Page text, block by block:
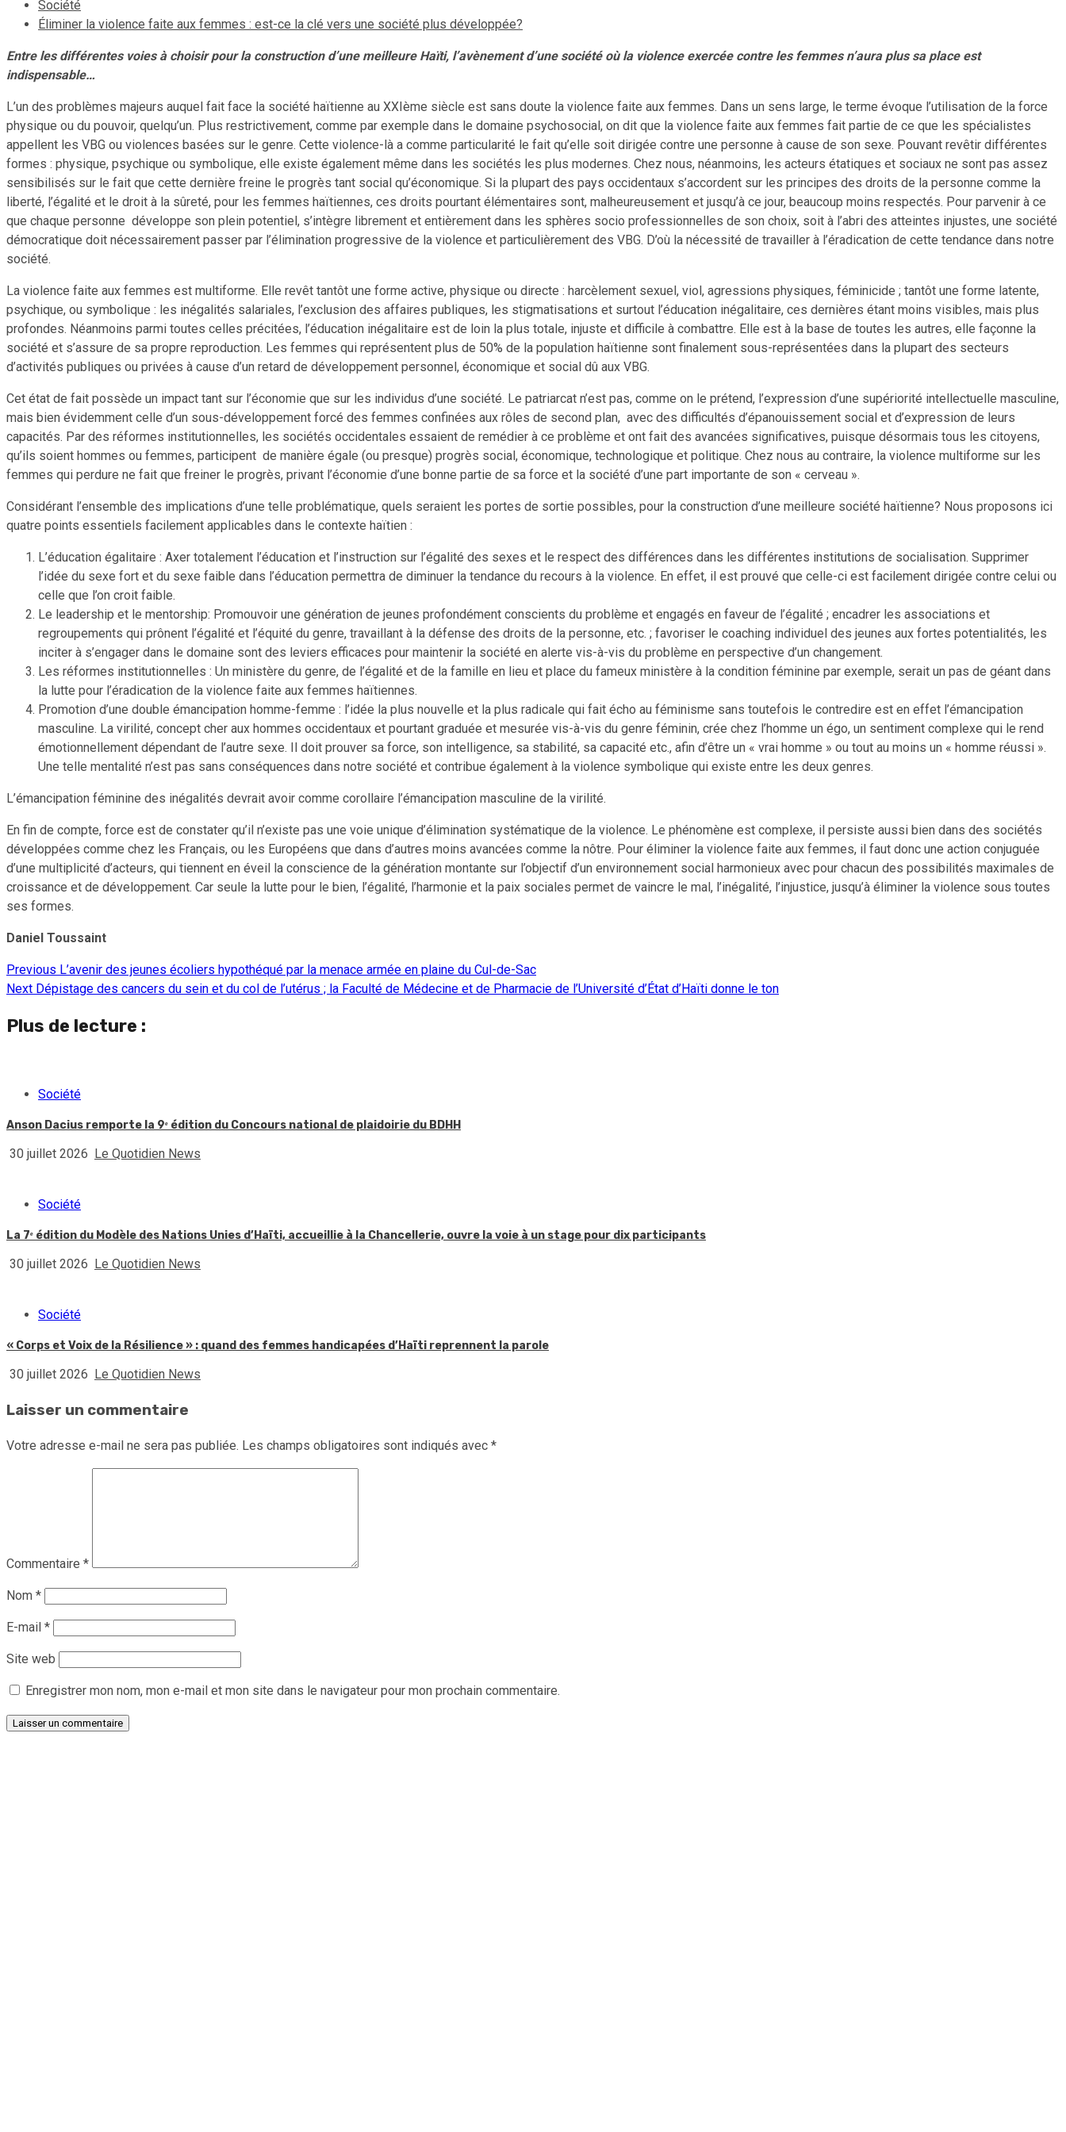
Société
Éliminer la violence faite aux femmes : est-ce la clé vers une société plus développée?
Entre les différentes voies à choisir pour la construction d’une meilleure Haïti, l’avènement d’une société où la violence exercée contre les femmes n’aura plus sa place est
indispensable…
L’un des problèmes majeurs auquel fait face la société haïtienne au XXIème siècle est sans doute la violence faite aux femmes. Dans un sens large, le terme évoque l’utilisation de la force
physique ou du pouvoir, quelqu’un. Plus restrictivement, comme par exemple dans le domaine psychosocial, on dit que la violence faite aux femmes fait partie de ce que les spécialistes
appellent les VBG ou violences basées sur le genre. Cette violence-là a comme particularité le fait qu’elle soit dirigée contre une personne à cause de son sexe. Pouvant revêtir différentes
formes : physique, psychique ou symbolique, elle existe également même dans les sociétés les plus modernes. Chez nous, néanmoins, les acteurs étatiques et sociaux ne sont pas assez
sensibilisés sur le fait que cette dernière freine le progrès tant social qu’économique. Si la plupart des pays occidentaux s’accordent sur les principes des droits de la personne comme la
liberté, l’égalité et le droit à la sûreté, pour les femmes haïtiennes, ces droits pourtant élémentaires sont, malheureusement et jusqu’à ce jour, beaucoup moins respectés. Pour parvenir à ce
que chaque personne développe son plein potentiel, s’intègre librement et entièrement dans les sphères socio professionnelles de son choix, soit à l’abri des atteintes injustes, une société
démocratique doit nécessairement passer par l’élimination progressive de la violence et particulièrement des VBG. D’où la nécessité de travailler à l’éradication de cette tendance dans notre
société.
La violence faite aux femmes est multiforme. Elle revêt tantôt une forme active, physique ou directe : harcèlement sexuel, viol, agressions physiques, féminicide ; tantôt une forme latente,
psychique, ou symbolique : les inégalités salariales, l’exclusion des affaires publiques, les stigmatisations et surtout l’éducation inégalitaire, ces dernières étant moins visibles, mais plus
profondes. Néanmoins parmi toutes celles précitées, l’éducation inégalitaire est de loin la plus totale, injuste et difficile à combattre. Elle est à la base de toutes les autres, elle façonne la
société et s’assure de sa propre reproduction. Les femmes qui représentent plus de 50% de la population haïtienne sont finalement sous-représentées dans la plupart des secteurs
d’activités publiques ou privées à cause d’un retard de développement personnel, économique et social dû aux VBG.
Cet état de fait possède un impact tant sur l’économie que sur les individus d’une société. Le patriarcat n’est pas, comme on le prétend, l’expression d’une supériorité intellectuelle masculine,
mais bien évidemment celle d’un sous-développement forcé des femmes confinées aux rôles de second plan, avec des difficultés d’épanouissement social et d’expression de leurs
capacités. Par des réformes institutionnelles, les sociétés occidentales essaient de remédier à ce problème et ont fait des avancées significatives, puisque désormais tous les citoyens,
qu’ils soient hommes ou femmes, participent de manière égale (ou presque) progrès social, économique, technologique et politique. Chez nous au contraire, la violence multiforme sur les
femmes qui perdure ne fait que freiner le progrès, privant l’économie d’une bonne partie de sa force et la société d’une part importante de son « cerveau ».
Considérant l’ensemble des implications d’une telle problématique, quels seraient les portes de sortie possibles, pour la construction d’une meilleure société haïtienne? Nous proposons ici
quatre points essentiels facilement applicables dans le contexte haïtien :
L’éducation égalitaire : Axer totalement l’éducation et l’instruction sur l’égalité des sexes et le respect des différences dans les différentes institutions de socialisation. Supprimer
l’idée du sexe fort et du sexe faible dans l’éducation permettra de diminuer la tendance du recours à la violence. En effet, il est prouvé que celle-ci est facilement dirigée contre celui ou
celle que l’on croit faible.
Le leadership et le mentorship: Promouvoir une génération de jeunes profondément conscients du problème et engagés en faveur de l’égalité ; encadrer les associations et
regroupements qui prônent l’égalité et l’équité du genre, travaillant à la défense des droits de la personne, etc. ; favoriser le coaching individuel des jeunes aux fortes potentialités, les
inciter à s’engager dans le domaine sont des leviers efficaces pour maintenir la société en alerte vis-à-vis du problème en perspective d’un changement.
Les réformes institutionnelles : Un ministère du genre, de l’égalité et de la famille en lieu et place du fameux ministère à la condition féminine par exemple, serait un pas de géant dans
la lutte pour l’éradication de la violence faite aux femmes haïtiennes.
Promotion d’une double émancipation homme-femme : l’idée la plus nouvelle et la plus radicale qui fait écho au féminisme sans toutefois le contredire est en effet l’émancipation
masculine. La virilité, concept cher aux hommes occidentaux et pourtant graduée et mesurée vis-à-vis du genre féminin, crée chez l’homme un égo, un sentiment complexe qui le rend
émotionnellement dépendant de l’autre sexe. Il doit prouver sa force, son intelligence, sa stabilité, sa capacité etc., afin d’être un « vrai homme » ou tout au moins un « homme réussi ».
Une telle mentalité n’est pas sans conséquences dans notre société et contribue également à la violence symbolique qui existe entre les deux genres.
L’émancipation féminine des inégalités devrait avoir comme corollaire l’émancipation masculine de la virilité.
En fin de compte, force est de constater qu’il n’existe pas une voie unique d’élimination systématique de la violence. Le phénomène est complexe, il persiste aussi bien dans des sociétés
développées comme chez les Français, ou les Européens que dans d’autres moins avancées comme la nôtre. Pour éliminer la violence faite aux femmes, il faut donc une action conjuguée
d’une multiplicité d’acteurs, qui tiennent en éveil la conscience de la génération montante sur l’objectif d’un environnement social harmonieux avec pour chacun des possibilités maximales de
croissance et de développement. Car seule la lutte pour le bien, l’égalité, l’harmonie et la paix sociales permet de vaincre le mal, l’inégalité, l’injustice, jusqu’à éliminer la violence sous toutes
ses formes.
Daniel Toussaint
Continue
Reading
Previous L’avenir des jeunes écoliers hypothéqué par la menace armée en plaine du Cul-de-Sac
Next Dépistage des cancers du sein et du col de l’utérus ; la Faculté de Médecine et de Pharmacie de l’Université d’État d’Haïti donne le ton
Plus de lecture :
Société
Anson Dacius remporte la 9ᵉ édition du Concours national de plaidoirie du BDHH
30 juillet 2026 Le Quotidien News
Société
La 7ᵉ édition du Modèle des Nations Unies d’Haïti, accueillie à la Chancellerie, ouvre la voie à un stage pour dix participants
30 juillet 2026 Le Quotidien News
Société
« Corps et Voix de la Résilience » : quand des femmes handicapées d’Haïti reprennent la parole
30 juillet 2026 Le Quotidien News
Laisser un commentaire
Votre adresse e-mail ne sera pas publiée. Les champs obligatoires sont indiqués avec *
Commentaire *
Nom *
E-mail *
Site web
Enregistrer mon nom, mon e-mail et mon site dans le navigateur pour mon prochain commentaire.